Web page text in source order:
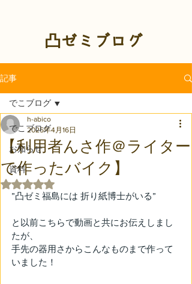
凸ゼミブログ
記事
でこブログ
お知らせ
資料
でこブログ
【利用者んさ作＠ライター
で作ったバイク】
h-abico
2025年4月16日
5つ星のうちNaNと評価されています。
”凸ゼミ福島には 折り紙博士がいる”
と以前こちらで動画と共にお伝えしまし
たが、
手先の器用さからこんなものまで作って
いました！